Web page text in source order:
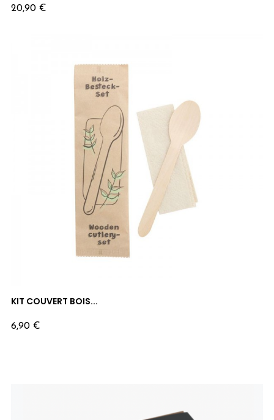
Prix
20,90 €
KIT COUVERT BOIS...
Prix
6,90 €